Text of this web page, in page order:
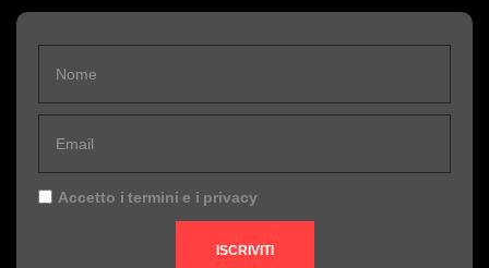
Accetto i termini e i privacy
ISCRIVITI